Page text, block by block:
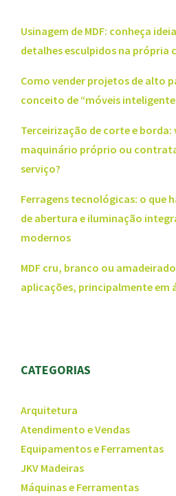
Usinagem de MDF: conheça
detalhes esculpidos na própria
Como vender projetos de alto
conceito de “móveis
Terceirização de corte e borda:
maquinário próprio ou
serviço?
Ferragens tecnológicas: o que
de abertura e iluminação
modernos
MDF cru, branco ou
aplicações, principalmente em
CATEGORIAS
Arquitetura
Atendimento e Vendas
Equipamentos e Ferramentas
JKV Madeiras
Máquinas e Ferramentas